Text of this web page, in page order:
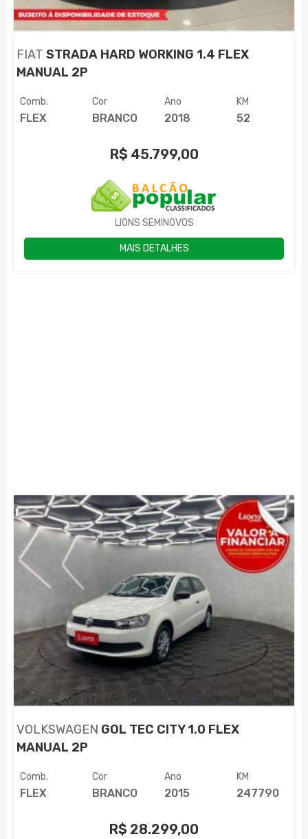
FIAT STRADA HARD WORKING 1.4 FLEX
MANUAL 2P
Comb.
FLEX
Cor
BRANCO
Ano
2018
KM
52
R$ 45.799,00
LIONS SEMINOVOS
MAIS DETALHES
VOLKSWAGEN GOL TEC CITY 1.0 FLEX
MANUAL 2P
Comb.
FLEX
Cor
BRANCO
Ano
2015
KM
247790
R$ 28.299,00